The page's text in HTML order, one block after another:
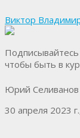
Виктор
Подписывайтесь
чтобы быть в
Юрий Селиванов
30 апреля 2023